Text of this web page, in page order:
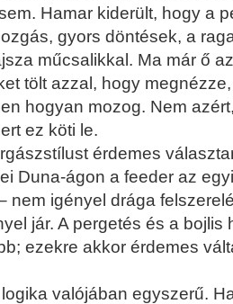
Hamar kiderült, hogy a
gyors döntések, a
műcsalikkal. Ma már ő
tölt azzal, hogy
hogyan mozog. Nem
ez köti le.
érdemes
Duna-ágon a feeder az
nem igényel drága
jár. A pergetés és a bojlis
ezekre akkor érdemes
valójában egyszerű.